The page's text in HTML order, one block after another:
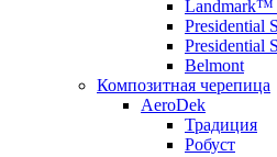
Landmark™
Presidential
Presidential
Belmont
Композитная черепица
AeroDek
Традиция
Робуст